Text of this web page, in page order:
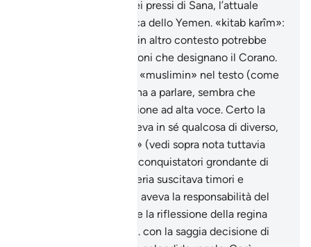
palazzo che sorgeva nei pressi di Sana, l’attuale
capitale della repubblica dello Yemen. «kitab karîm»:
lett. «uno scri nobile», in altro contesto potrebbe
essere una delle locuzioni che designano il Corano.
«sottomessi ad Allah»: «muslimin» nel testo (come
ai verss. e 42). È la regina a parlare, sembra che
faccia quasi una riflessione ad alta voce. Certo la
lettera di Salomone aveva in sé qualcosa di diverso,
era «uno scritto nobile» (vedi sopra nota tuttavia
l’abituale condotta dei conquistatori grondante di
sangue e foriera di miseria suscitava timori e
diffidenze in Bilqìs che aveva la responsabilità del
suo popolo. Si conclude la riflessione della regina
(vedi sopra nota al vers. con la saggia decisione di